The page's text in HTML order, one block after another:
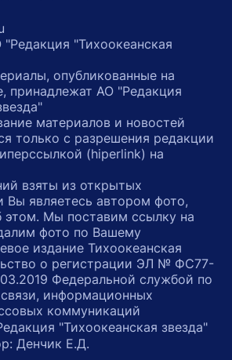
"Тихоокеанская
опубликованные на
принадлежат АО "Редакция
материалов и новостей
только с разрешения редакции
(hiperlink) на
взяты из открытых
Вы являетесь автором фото,
Мы поставим ссылку на
фото по Вашему
издание Тихоокеанская
о регистрации ЭЛ № ФС77-
Федеральной службой по
информационных
коммуникаций
"Тихоокеанская звезда"
Денчик Е.Д.